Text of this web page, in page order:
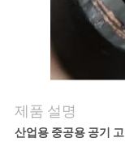
기
제품 설명
산업용 중공용 공기